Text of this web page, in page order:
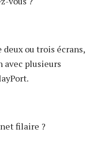
deux ou trois écrans,
avec plusieurs
filaire ?